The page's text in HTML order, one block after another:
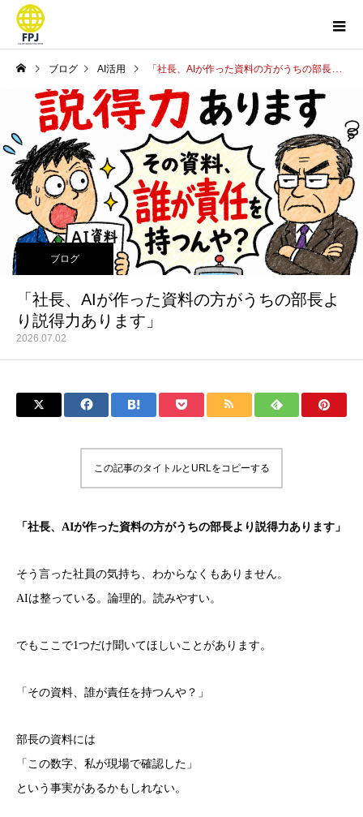
ブログ AI活用 「社長、AIが作った資料の方がうちの部長より説得力あります」
ブログ
「社長、AIが作った資料の方がうちの部長よ
り説得力あります」
2026.07.02
この記事のタイトルとURLをコピーする
「社長、AIが作った資料の方がうちの部長より説得力あります」
そう言った社員の気持ち、わからなくもありません。
AIは整っている。論理的。読みやすい。
でもここで1つだけ聞いてほしいことがあります。
「その資料、誰が責任を持つんや？」
部長の資料には
「この数字、私が現場で確認した」
という事実があるかもしれない。